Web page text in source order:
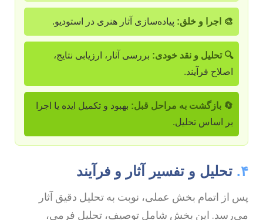
🎨 اجرا و خلق:پیاده‌سازی آثار هنری در استودیو.
🔍 تحلیل و نقد خودی:بررسی آثار، ارزیابی نتایج،
اصلاح فرآیند.
🔄 بازگشت به مراحل قبل: بهبود و تکمیل ایده یا اجرا
بر اساس تحلیل.
تحلیل و تفسیر آثار و فرآیند
از اتمام بخش عملی، نوبت به تحلیل دقیق آثار
این بخش شامل توصیف، تحلیل فرمی،